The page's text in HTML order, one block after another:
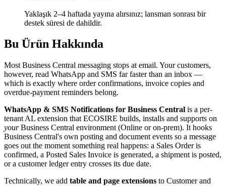
Yaklaşık 2–4 haftada yayına alırsınız; lansman sonrası bir
destek süresi de dahildir.
Bu Ürün Hakkında
Most Business Central messaging stops at email. Your customers,
however, read WhatsApp and SMS far faster than an inbox —
which is exactly where order confirmations, invoice copies and
overdue-payment reminders belong.
WhatsApp & SMS Notifications for Business Central is a per-
tenant AL extension that ECOSIRE builds, installs and supports on
yourBusiness Central environment (Online or on-prem). It hooks
Business Central's own posting and document events so a message
goes out the moment something real happens: a Sales Order is
confirmed, a Posted Sales Invoice is generated, a shipment is posted,
or a customer ledger entry crosses its due date.
Technically, we add table and page extensions to Customer and